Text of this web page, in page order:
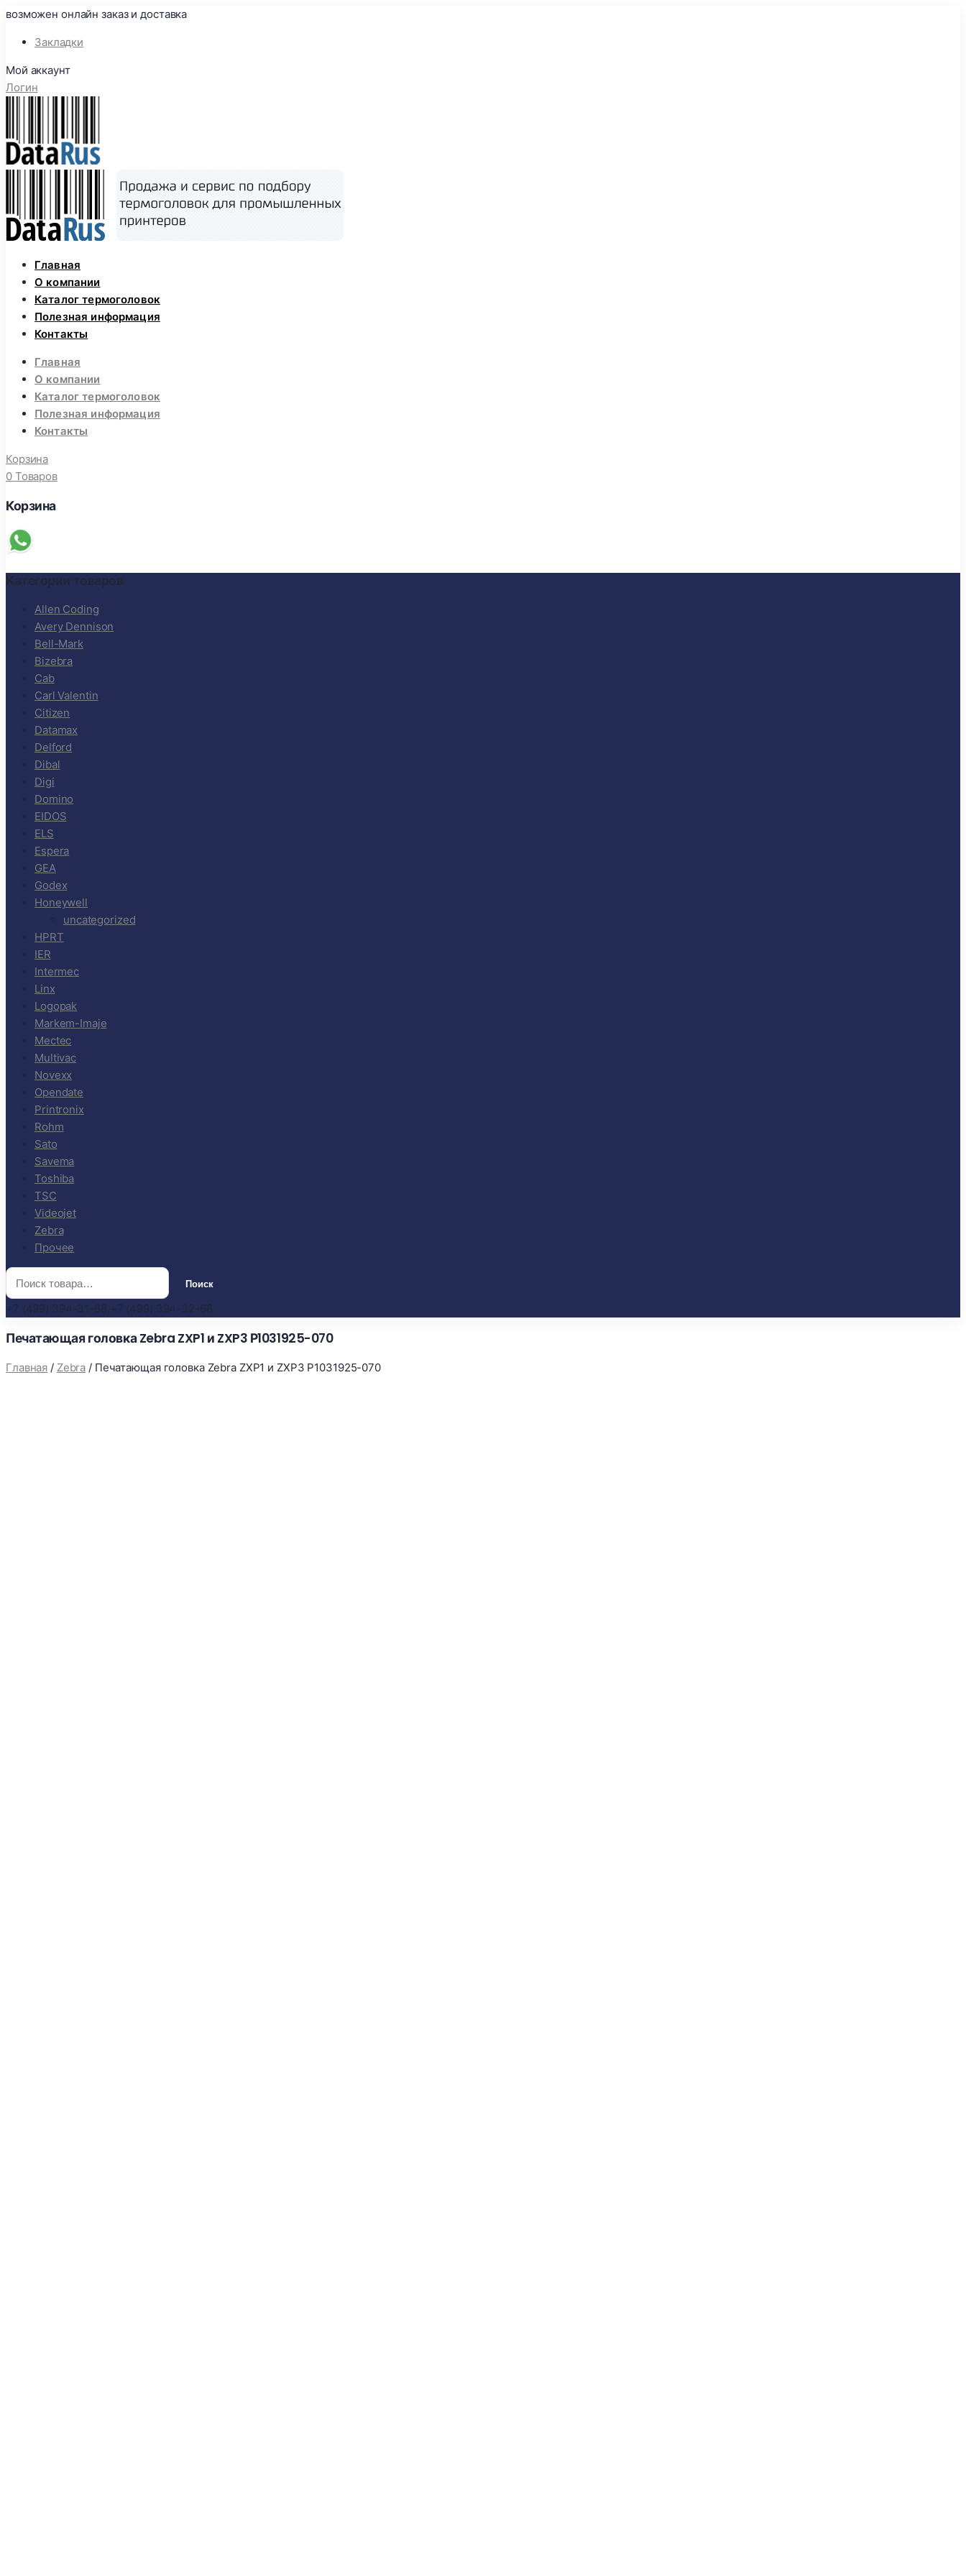
возможен онлайн заказ и доставка
Закладки
Мой аккаунт
Логин
Skip
content
Главная
О компании
Каталог термоголовок
Полезная информация
Контакты
Главная
О компании
Каталог термоголовок
Полезная информация
Контакты
Корзина
0 Товаров
Корзина
Категории товаров
Allen Coding
Avery Dennison
Bell-Mark
Bizebra
Cab
Carl Valentin
Citizen
Datamax
Delford
Dibal
Digi
Domino
EIDOS
ELS
Espera
GEA
Godex
Honeywell
uncategorized
HPRT
IER
Intermec
Linx
Logopak
Markem-Imaje
Mectec
Multivac
Novexx
Opendate
Printronix
Rohm
Sato
Savema
Toshiba
TSC
Videojet
Zebra
Прочее
+7 (499) 394-31-68, +7 (499) 394-32-68
Печатающая головка Zebra ZXP1 и ZXP3 Р1031925-070
Главная / Zebra / Печатающая головка Zebra ZXP1 и ZXP3 Р1031925-070